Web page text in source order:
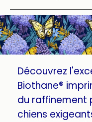
Découvrez
Biothane®
du raffinement
chiens